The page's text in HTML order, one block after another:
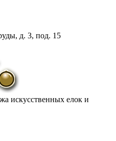
д. 3, под. 15
искусственных елок и